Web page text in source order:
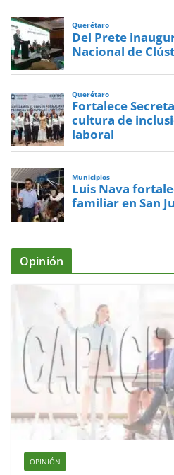
Querétaro
Del Prete
Nacional de
Querétaro
Fortalece
cultura de
laboral
Municipios
Luis Nava
familiar en San
Opinión
OPINIÓN